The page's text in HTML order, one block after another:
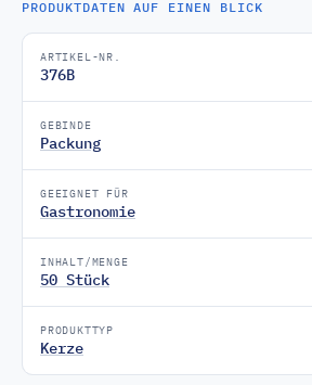
PRODUKTDATEN AUF EINEN BLICK
ARTIKEL-NR.
376B
GEBINDE
Packung
GEEIGNET FÜR
Gastronomie
INHALT/MENGE
50 Stück
PRODUKTTYP
Kerze